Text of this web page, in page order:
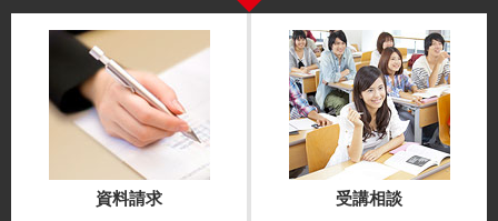
資料請求 受講相談